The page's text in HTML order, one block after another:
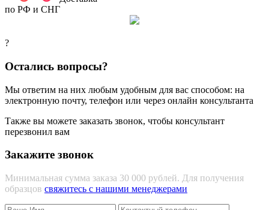
по РФ и СНГ
?
Остались вопросы?
Мы ответим на них любым удобным для вас способом: на
электронную почту, телефон или через онлайн консультанта
Также вы можете заказать звонок, чтобы консультант
перезвонил вам
Закажите звонок
Минимальная сумма заказа 30 000 рублей. Для получения
образцов свяжитесь с нашими менеджерами